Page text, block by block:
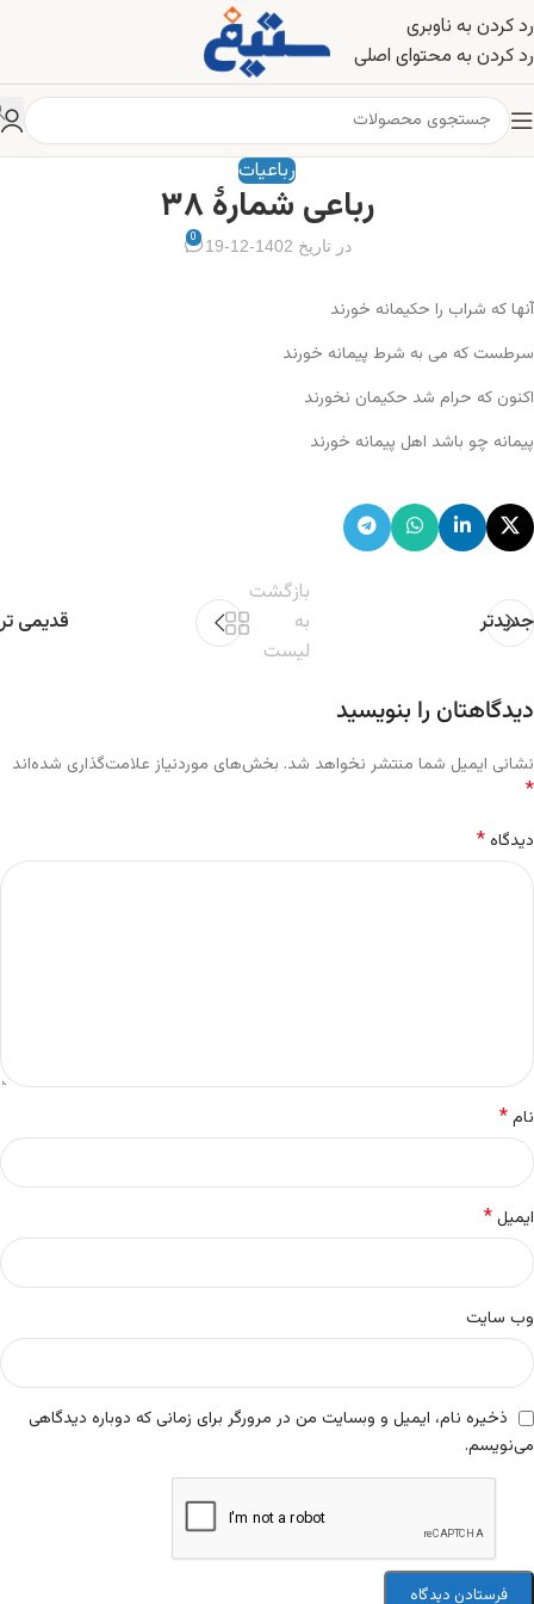
رد کردن به ناوبری
رد کردن به محتوای اصلی
رباعیات
رباعی شمارهٔ ۳۸
در تاریخ 1402-12-19 0
آنها که شراب را حکیمانه خورند
سرطست که می به شرط پیمانه خورند
اکنون که حرام شد حکیمان نخورند
پیمانه چو باشد اهل پیمانه خورند
جدیدتر
بازگشت
به
لیست
قدیمی تر
دیدگاهتان را بنویسید
نشانی ایمیل شما منتشر نخواهد شد. بخش‌های موردنیاز علامت‌گذاری شده‌اند
*
دیدگاه*
نام*
ایمیل*
وب‌ سایت
ذخیره نام، ایمیل و وبسایت من در مرورگر برای زمانی که دوباره دیدگاهی
می‌نویسم.